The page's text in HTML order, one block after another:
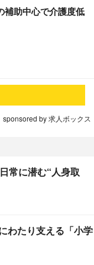
補助中心で介護度低
sponsored by 求人ボックス
常に潜む“人身取
わたり支える「小学